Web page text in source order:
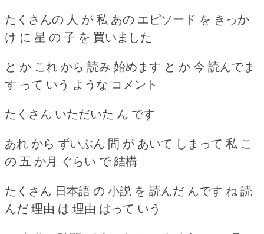
たくさんの 人 が 私 あの エピソード を きっか
け に 星 の 子 を 買いました
と か これ から 読み 始めます と か 今 読んでま
す って いう ような コメント
たくさん いただいた ん です
あれ から ずいぶん 間 が あいて しまって 私 こ
の 五 か月 ぐらい で 結構
たくさん 日本語 の 小説 を 読んだ んです ね 読
んだ 理由 は 理由 はって いう